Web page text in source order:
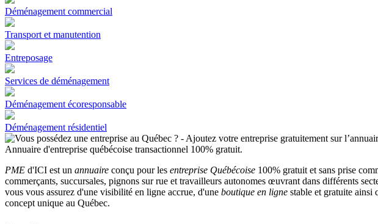
Déménagement commercial
Transport et manutention
Entreposage
Services de déménagement
Déménagement écoresponsable
Déménagement résidentiel
PME d'ICI est un annuaire conçu pour les entreprise Québécoise 100% gratuit et sans prise
commerçants, succursales, pignons sur rue et travailleurs autonomes œuvrant dans différents
vous vous assurez d'une visibilité en ligne accrue, d'une boutique en ligne stable et gratuite ainsi
concept unique au Québec.